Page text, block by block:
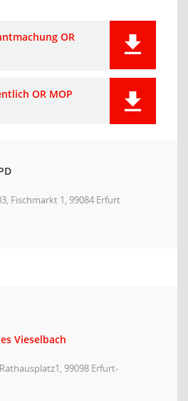
OR
OR MOP
Fischmarkt 1, 99084 Erfurt
Vieselbach
99098 Erfurt-